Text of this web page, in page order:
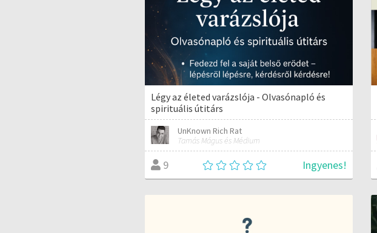
Légy az életed varázslója - Olvasónapló és
spirituális útitárs
UnKnown Rich Rat
Tamás Mágus és Médium
9 Ingyenes!